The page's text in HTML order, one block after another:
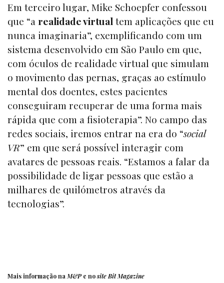
Em terceiro lugar, Mike Schoepfer confessou
que “a realidade virtualtem aplicações que eu
nunca imaginaria”, exemplificando com um
sistema desenvolvido em São Paulo em que,
com óculos de realidade virtual que simulam
o movimento das pernas, graças ao estímulo
mental dos doentes, estes pacientes
conseguiram recuperar de uma forma mais
rápida que com a fisioterapia”. No campo das
redes sociais, iremos entrar na era do “social
VR” em que será possível interagir com
avatares de pessoas reais. “Estamos a falar da
possibilidade de ligar pessoas que estão a
milhares de quilómetros através da
tecnologias”.
Mais informação na M&Pe nositeBitMagazine